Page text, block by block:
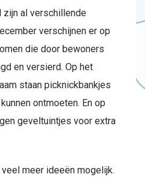
zijn al verschillende
verschijnen er op
die door bewoners
en versierd. Op het
staan picknickbankjes
ontmoeten. En op
geveltuintjes voor extra
meer ideeën mogelijk.